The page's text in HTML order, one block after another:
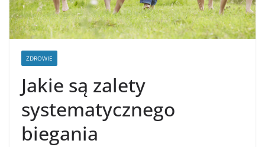
ZDROWIE
Jakie są zalety
systematycznego
biegania